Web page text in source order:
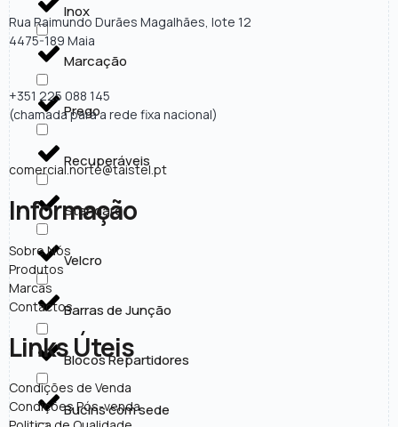
Inox
Marcação
Prego
Recuperáveis
Standard
Velcro
Barras de Junção
Blocos Repartidores
Bucins com sede
Rua Raimundo Durães Magalhães, lote 12
4475-189 Maia
+351 225 088 145
(chamada para a rede fixa nacional)
comercial.norte@taistel.pt
Informação
Sobre Nós
Produtos
Marcas
Contactos
Links Úteis
Condições de Venda
Condições Pós-venda